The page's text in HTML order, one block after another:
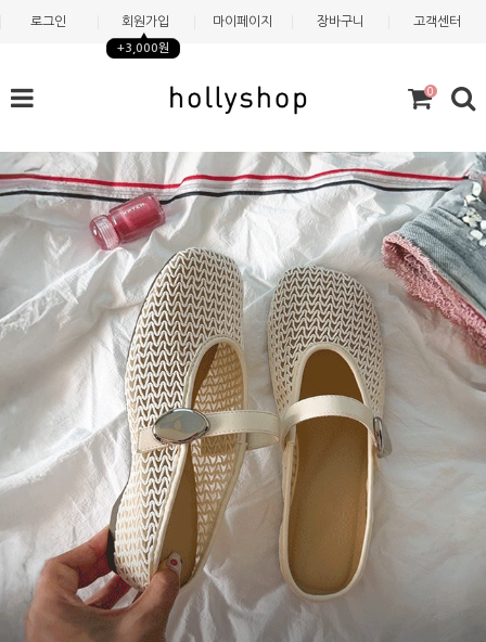
로그인 회원가입
+3,000원
마이페이지 장바구니 고객센터
0